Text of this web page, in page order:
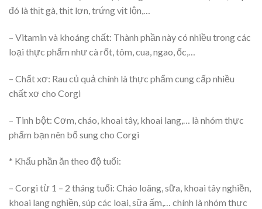
đó là thịt gà, thịt lợn, trứng vịt lộn,…
– Vitamin và khoáng chất: Thành phần này có nhiều trong các
loại thực phẩm như cà rốt, tôm, cua, ngao, ốc,…
– Chất xơ: Rau củ quả chính là thực phẩm cung cấp nhiều
chất xơ cho Corgi
– Tinh bột: Cơm, cháo, khoai tây, khoai lang,… là nhóm thực
phẩm bạn nên bổ sung cho Corgi
* Khẩu phần ăn theo độ tuổi:
– Corgi từ 1 – 2 tháng tuổi: Cháo loãng, sữa, khoai tây nghiền,
khoai lang nghiền, súp các loại, sữa ấm,… chính là nhóm thực